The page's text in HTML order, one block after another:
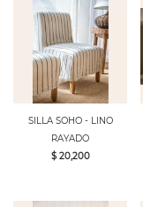
SILLA SOHO - LINO
RAYADO
$ 20,200